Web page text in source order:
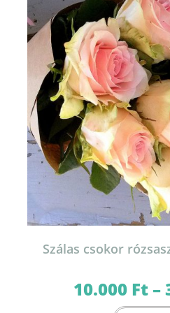
Szálas csokor
10.000 Ft–